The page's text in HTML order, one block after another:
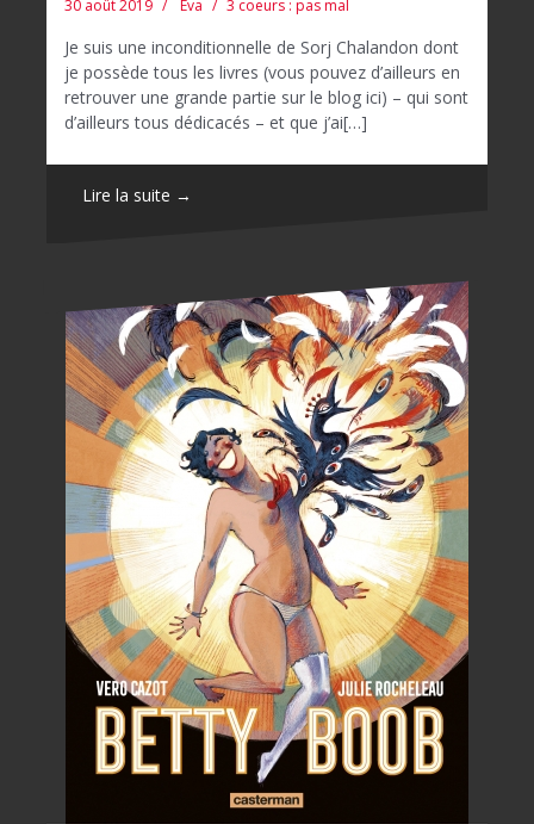
30 août 2019 Eva 3 coeurs : pas mal
Je suis une inconditionnelle de Sorj Chalandon dont
je possède tous les livres (vous pouvez d’ailleurs en
retrouver une grande partie sur le blog ici) – qui sont
d’ailleurs tous dédicacés – et que j’ai[…]
Lire la suite →